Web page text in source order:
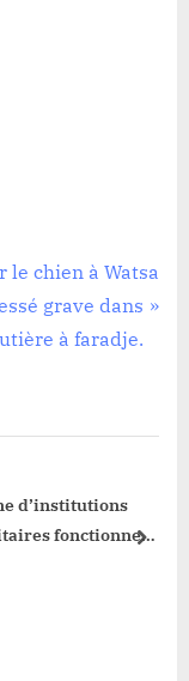
le chien à Watsa
grave dans
à faradje.
d’institutions
fonctionnent
à isiro, constate le
next